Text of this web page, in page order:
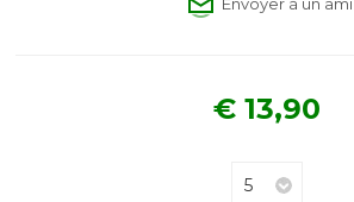
Envoyer à un ami
€ 13,90